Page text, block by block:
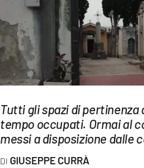
EVENTI
SPORT
Streaming
LAC NETWORK
Tutti gli spazi di pertinenza
tempo occupati. Ormai al
messi a disposizione dalle
GIUSEPPE CURRÀ